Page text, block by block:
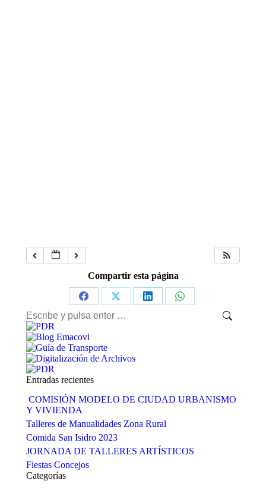
Compartir esta página
Share
on
Facebook
Share
on
Share
Share
Buscar:
Entradas recientes
COMISIÓN MODELO DE CIUDAD URBANISMO
Y VIVIENDA
Talleres de Manualidades Zona Rural
Comida San Isidro 2023
JORNADA DE TALLERES ARTÍSTICOS
Fiestas Concejos
Categorías